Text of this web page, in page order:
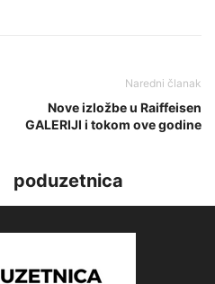
Naredni članak
Nove izložbe u Raiffeisen
GALERIJI i tokom ove godine
poduzetnica